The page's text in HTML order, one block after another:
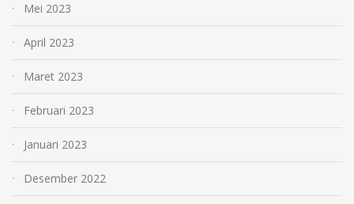
Mei 2023
April 2023
Maret 2023
Februari 2023
Januari 2023
Desember 2022